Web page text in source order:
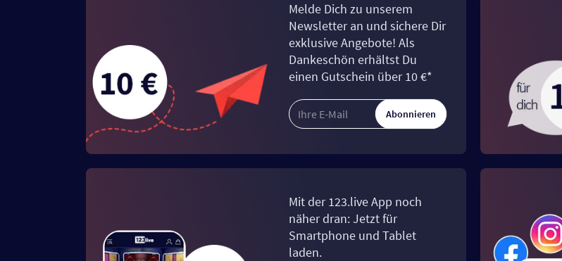
Melde Dich zu unserem
Newsletter an und sichere Dir
exklusive Angebote! Als
Dankeschön erhältst Du
einen Gutschein über 10 €*
Abonnieren
Mit der 123.live App noch
näher dran: Jetzt für
Smartphone und Tablet
laden.